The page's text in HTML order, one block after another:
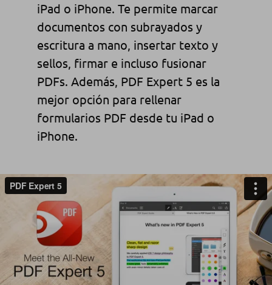
iPad o iPhone. Te permite marcar
documentos con subrayados y
escritura a mano, insertar texto y
sellos, firmar e incluso fusionar
PDFs. Además, PDF Expert 5 es la
mejor opción para rellenar
formularios PDF desde tu iPad o
iPhone.